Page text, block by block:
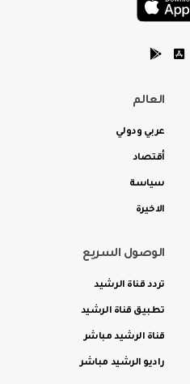
العالم
عربي ودولي
أقتصاد
سياسة
الاخيرة
الوصول السريع
تردد قناة الرشيد
تطبيق قناة الرشيد
قناة الرشيد مباشر
راديو الرشيد مباشر